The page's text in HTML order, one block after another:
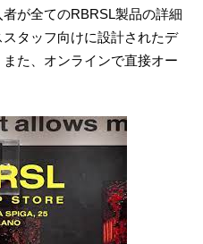
が全てのRBRSL製品の詳細
タッフ向けに設計されたデ
た、オンラインで直接オー